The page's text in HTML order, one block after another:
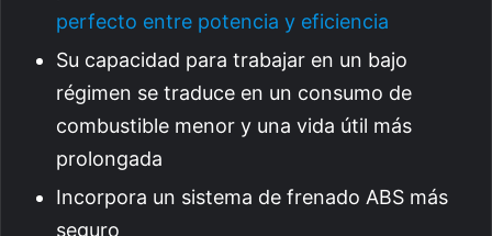
perfecto entre potencia y eficiencia
Su capacidad para trabajar en un bajo
régimen se traduce en un consumo de
combustible menor y una vida útil más
prolongada
Incorpora un sistema de frenado ABS más
seguro